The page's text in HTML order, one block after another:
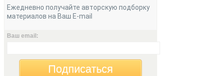
Ежедневно получайте авторскую подборку
материалов на Ваш E-mail
Ваш email:
Подписаться